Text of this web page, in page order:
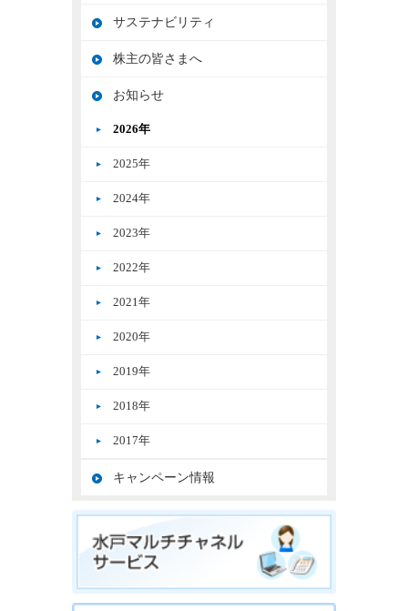
サステナビリティ
株主の皆さまへ
お知らせ
2026年
2025年
2024年
2023年
2022年
2021年
2020年
2019年
2018年
2017年
キャンペーン情報